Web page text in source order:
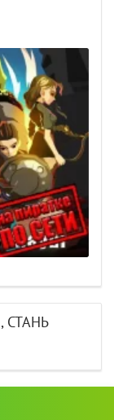
СТАНЬ